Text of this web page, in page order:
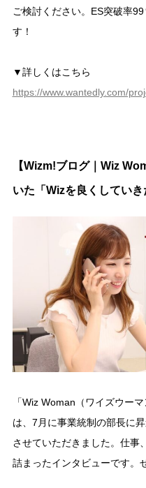
ご検討ください。ES突破率
す！
▼詳しくはこちら
https://www.wantedly.com/
【Wizm!ブログ｜Wiz
いた「Wizを良くしてい
「Wiz Woman（ワイズウー
は、7月に事業統制の部長に
させていただきました。仕事
詰まったインタビューです。